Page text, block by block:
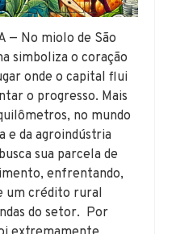
— No miolo de São
simboliza o coração
onde o capital flui
o progresso. Mais
no mundo
e da agroindústria
sua parcela de
enfrentando,
um crédito rural
do setor. Por